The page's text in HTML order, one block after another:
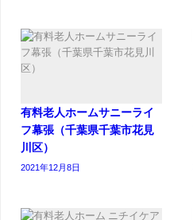
有料老人ホームサニーライ
フ幕張（千葉県千葉市花見
川区）
2021年12月8日